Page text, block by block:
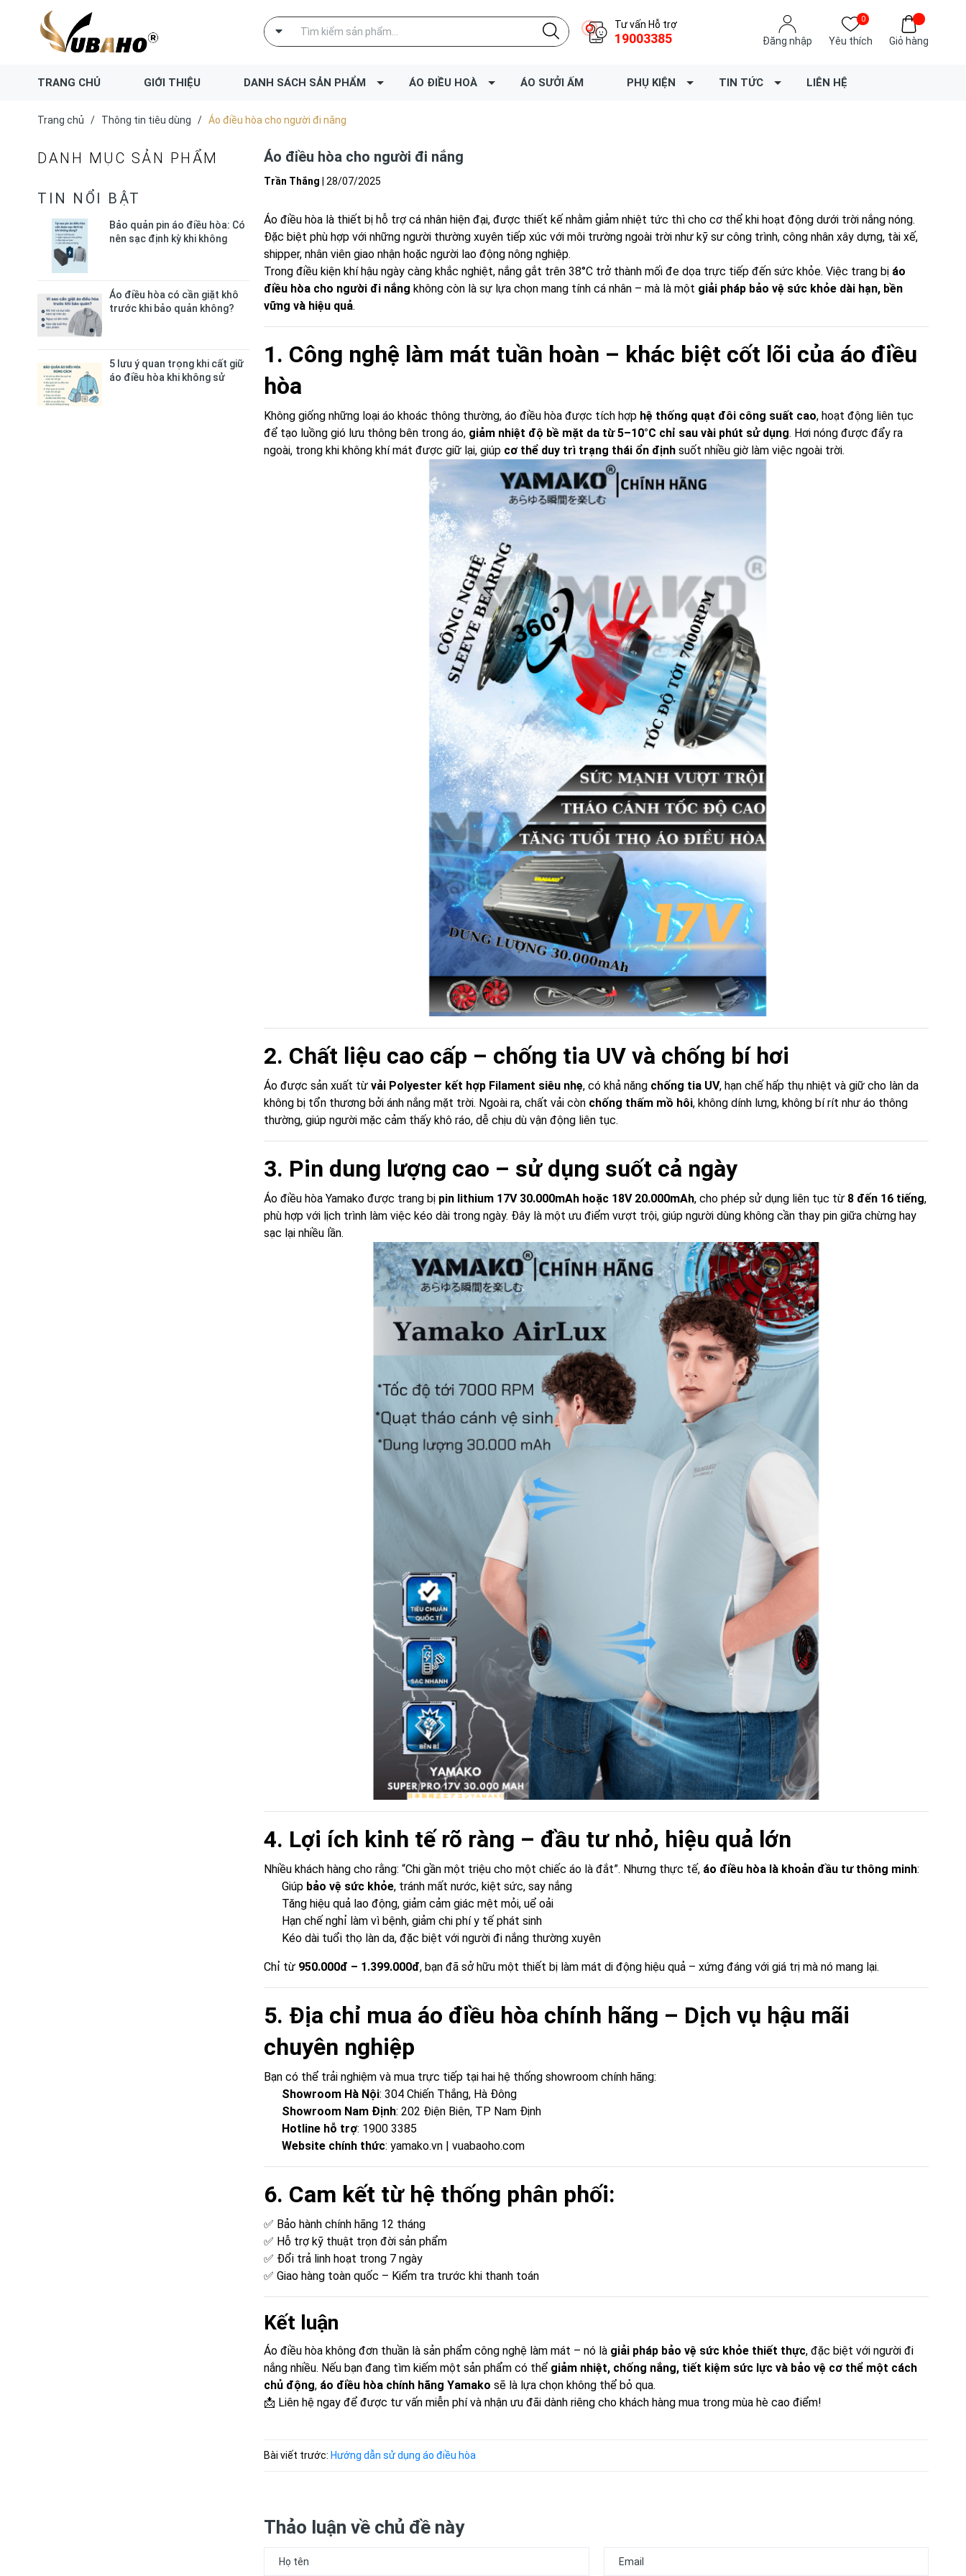
Tư vấn Hỗ trợ
19003385 Đăng nhập
0
Yêu thích Giỏ hàng
TRANG CHỦ GIỚI THIỆU DANH SÁCH SẢN PHẨM ÁO ĐIỀU HOÀ ÁO SƯỞI ẤM PHỤ KIỆN TIN TỨC LIÊN HỆ
Trang chủ / Thông tin tiêu dùng / Áo điều hòa cho người đi nắng
DANH MỤC SẢN PHẨM
TIN NỔI BẬT
Bảo quản pin áo điều hòa: Có
nên sạc định kỳ khi không
Áo điều hòa có cần giặt khô
trước khi bảo quản không?
5 lưu ý quan trọng khi cất giữ
áo điều hòa khi không sử
Áo điều hòa cho người đi nắng
Trần Thắng 28/07/2025
Áo điều hòa là thiết bị hỗ trợ cá nhân hiện đại, được thiết kế nhằm giảm nhiệt tức thì cho cơ thể khi hoạt động dưới trời nắng nóng.
Đặc biệt phù hợp với những người thường xuyên tiếp xúc với môi trường ngoài trời như kỹ sư công trình, công nhân xây dựng, tài xế,
shipper, nhân viên giao nhận hoặc người lao động nông nghiệp.
Trong điều kiện khí hậu ngày càng khắc nghiệt, nắng gắt trên 38°C trở thành mối đe dọa trực tiếp đến sức khỏe. Việc trang bị áo
điều hòa cho người đi nắng không còn là sự lựa chọn mang tính cá nhân – mà là một giải pháp bảo vệ sức khỏe dài hạn, bền
vững và hiệu quả.
1. Công nghệ làm mát tuần hoàn – khác biệt cốt lõi của áo điều
hòa
Không giống những loại áo khoác thông thường, áo điều hòa được tích hợp hệ thống quạt đôi công suất cao, hoạt động liên tục
để tạo luồng gió lưu thông bên trong áo, giảm nhiệt độ bề mặt da từ 5–10°C chỉ sau vài phút sử dụng. Hơi nóng được đẩy ra
ngoài, trong khi không khí mát được giữ lại, giúp cơ thể duy trì trạng thái ổn định suốt nhiều giờ làm việc ngoài trời.
2. Chất liệu cao cấp – chống tia UV và chống bí hơi
Áo được sản xuất từ vải Polyester kết hợp Filament siêu nhẹ, có khả năng chống tia UV, hạn chế hấp thụ nhiệt và giữ cho làn da
không bị tổn thương bởi ánh nắng mặt trời. Ngoài ra, chất vải còn chống thấm mồ hôi, không dính lưng, không bí rít như áo thông
thường, giúp người mặc cảm thấy khô ráo, dễ chịu dù vận động liên tục.
3. Pin dung lượng cao – sử dụng suốt cả ngày
Áo điều hòa Yamako được trang bị pin lithium 17V 30.000mAh hoặc 18V 20.000mAh, cho phép sử dụng liên tục từ 8 đến 16 tiếng,
phù hợp với lịch trình làm việc kéo dài trong ngày. Đây là một ưu điểm vượt trội, giúp người dùng không cần thay pin giữa chừng hay
sạc lại nhiều lần.
4. Lợi ích kinh tế rõ ràng – đầu tư nhỏ, hiệu quả lớn
Nhiều khách hàng cho rằng: “Chi gần một triệu cho một chiếc áo là đắt”. Nhưng thực tế, áo điều hòa là khoản đầu tư thông minh:
Giúp bảo vệ sức khỏe, tránh mất nước, kiệt sức, say nắng
Tăng hiệu quả lao động, giảm cảm giác mệt mỏi, uể oải
Hạn chế nghỉ làm vì bệnh, giảm chi phí y tế phát sinh
Kéo dài tuổi thọ làn da, đặc biệt với người đi nắng thường xuyên
Chỉ từ 950.000đ – 1.399.000đ, bạn đã sở hữu một thiết bị làm mát di động hiệu quả – xứng đáng với giá trị mà nó mang lại.
5. Địa chỉ mua áo điều hòa chính hãng – Dịch vụ hậu mãi
chuyên nghiệp
Bạn có thể trải nghiệm và mua trực tiếp tại hai hệ thống showroom chính hãng:
Showroom Hà Nội: 304 Chiến Thắng, Hà Đông
Showroom Nam Định: 202 Điện Biên, TP Nam Định
Hotline hỗ trợ: 1900 3385
Website chính thức: yamako.vn | vuabaoho.com
6. Cam kết từ hệ thống phân phối:
✅ Bảo hành chính hãng 12 tháng
✅ Hỗ trợ kỹ thuật trọn đời sản phẩm
✅ Đổi trả linh hoạt trong 7 ngày
✅ Giao hàng toàn quốc – Kiểm tra trước khi thanh toán
Kết luận
Áo điều hòa không đơn thuần là sản phẩm công nghệ làm mát – nó là giải pháp bảo vệ sức khỏe thiết thực, đặc biệt với người đi
nắng nhiều. Nếu bạn đang tìm kiếm một sản phẩm có thể giảm nhiệt, chống nắng, tiết kiệm sức lực và bảo vệ cơ thể một cách
chủ động, áo điều hòa chính hãng Yamako sẽ là lựa chọn không thể bỏ qua.
📩 Liên hệ ngay để được tư vấn miễn phí và nhận ưu đãi dành riêng cho khách hàng mua trong mùa hè cao điểm!
Bài viết trước: Hướng dẫn sử dụng áo điều hòa
Thảo luận về chủ đề này